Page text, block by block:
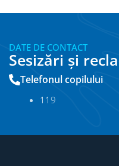
DATE DE CONTACT
Sesizări și
Telefonul copilului
11 9